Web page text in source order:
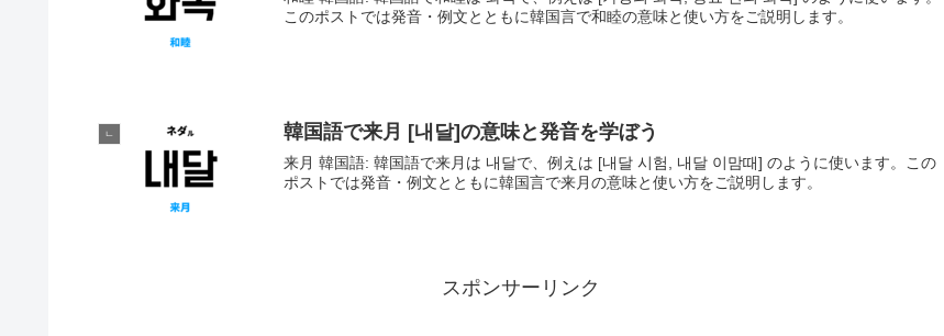
このポストでは発音・例文とともに韓国言で和睦の意味と使い方をご説明します。
ㄴ 韓国語で来月 [내달]の意味と発音を学ぼう
来月 韓国語: 韓国語で来月は 내달で、例えは [내달 시험, 내달 이맘때] のように使います。この
ポストでは発音・例文とともに韓国言で来月の意味と使い方をご説明します。
スポンサーリンク